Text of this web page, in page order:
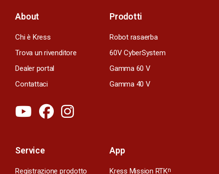
About
Chi è Kress
Trova un rivenditore
Dealer portal
Contattaci
Prodotti
Robot rasaerba
60V CyberSystem
Gamma 60 V
Gamma 40 V
Service
Registrazione prodotto
App
Kress Mission RTKn